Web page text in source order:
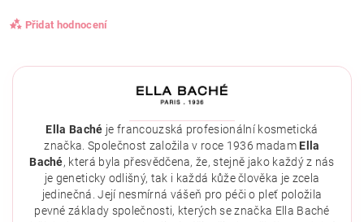
Přidat hodnocení
Ella Baché je francouzská profesionální kosmetická
značka. Společnost založila v roce 1936 madam Ella
Baché, která byla přesvědčena, že, stejně jako každý z nás
je geneticky odlišný, tak i každá kůže člověka je zcela
jedinečná. Její nesmírná vášeň pro péči o pleť položila
pevné základy společnosti, kterých se značka Ella Baché